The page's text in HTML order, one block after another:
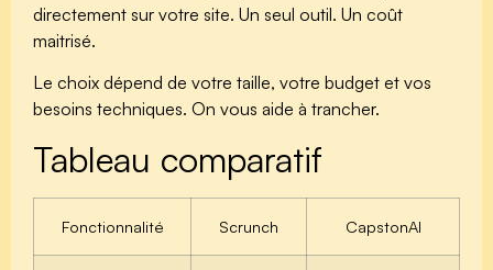
directement sur votre site. Un seul outil. Un coût
maitrisé.
Le choix dépend de votre taille, votre budget et vos
besoins techniques. On vous aide à trancher.
Tableau comparatif
Fonctionnalité Scrunch CapstonAI